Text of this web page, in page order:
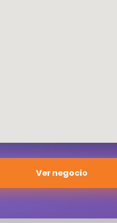
Ver negocio